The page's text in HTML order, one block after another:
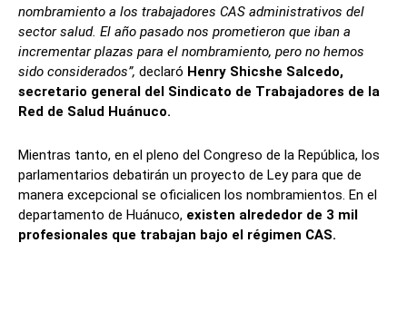
nombramiento a los trabajadores CAS administrativos del
sector salud. El año pasado nos prometieron que iban a
incrementar plazas para el nombramiento, pero no hemos
sido considerados”, declaró Henry Shicshe Salcedo,
secretario general del Sindicato de Trabajadores de la
Red de Salud Huánuco.
Mientras tanto, en el pleno del Congreso de la República, los
parlamentarios debatirán un proyecto de Ley para que de
manera excepcional se oficialicen los nombramientos. En el
departamento de Huánuco, existen alrededor de 3 mil
profesionales que trabajan bajo el régimen CAS.